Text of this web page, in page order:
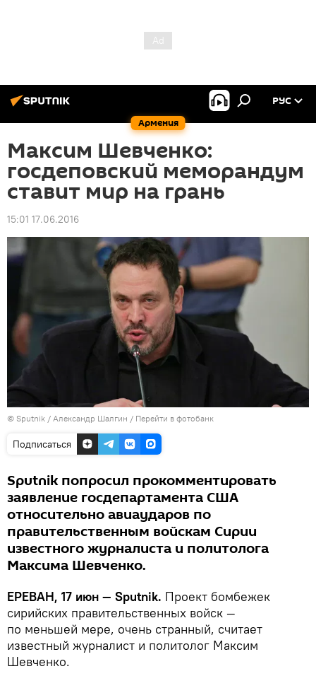
Армения
РУС
Максим Шевченко:
госдеповский меморандум
ставит мир на грань
15:01 17.06.2016
© Sputnik / Александр Шалгин / Перейти в фотобанк
Подписаться
Sputnik попросил прокомментировать
заявление госдепартамента США
относительно авиаударов по
правительственным войскам Сирии
известного журналиста и политолога
Максима Шевченко.
ЕРЕВАН, 17 июн — Sputnik. Проект бомбежек
сирийских правительственных войск —
по меньшей мере, очень странный, считает
известный журналист и политолог Максим
Шевченко.